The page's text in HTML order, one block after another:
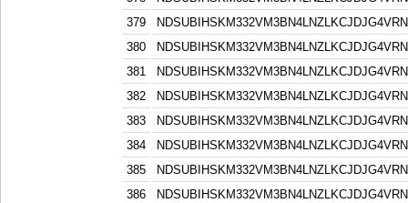
379
380
381
382
383
384
385
386